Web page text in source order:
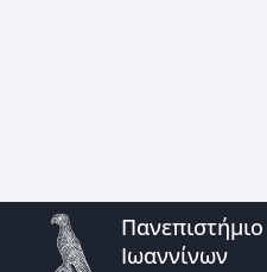
Πανεπιστήμιο
Ιωαννίνων